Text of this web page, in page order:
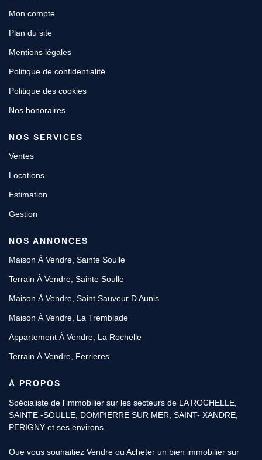
Mon compte
Plan du site
Mentions légales
Politique de confidentialité
Politique des cookies
Nos honoraires
NOS SERVICES
Ventes
Locations
Estimation
Gestion
NOS ANNONCES
Maison À Vendre, Sainte Soulle
Terrain À Vendre, Sainte Soulle
Maison À Vendre, Saint Sauveur D Aunis
Maison À Vendre, La Tremblade
Appartement À Vendre, La Rochelle
Terrain À Vendre, Ferrieres
À PROPOS
Spécialiste de l'immobilier sur les secteurs de LA ROCHELLE,
SAINTE -SOULLE, DOMPIERRE SUR MER, SAINT- XANDRE,
PERIGNY et ses environs.
Que vous souhaitiez Vendre ou Acheter un bien immobilier sur